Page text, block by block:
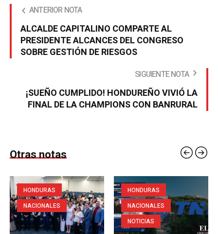
ANTERIOR NOTA
ALCALDE CAPITALINO COMPARTE AL
PRESIDENTE ALCANCES DEL CONGRESO
SOBRE GESTIÓN DE RIESGOS
SIGUIENTE NOTA
¡SUEÑO CUMPLIDO! HONDUREÑO VIVIÓ LA
FINAL DE LA CHAMPIONS CON BANRURAL
Otras notas
HONDURAS
NACIONALES
HONDURAS
NACIONALES
NOTICIAS